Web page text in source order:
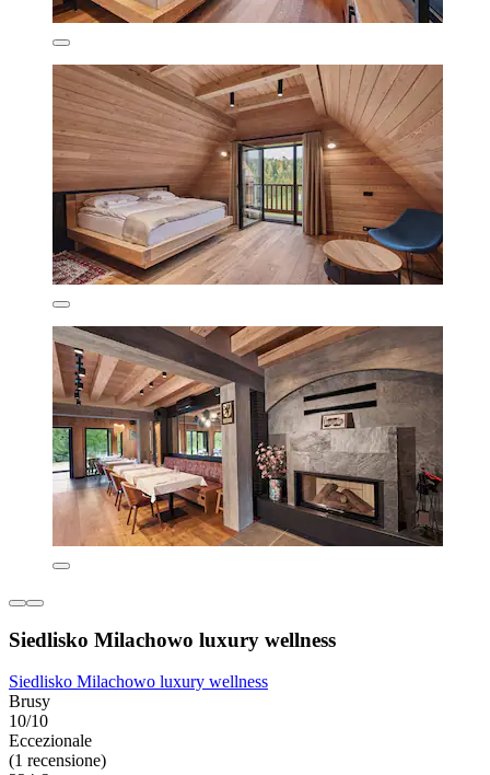
Siedlisko Milachowo luxury wellness
Siedlisko Milachowo luxury wellness
Brusy
10/10
Eccezionale
(1 recensione)